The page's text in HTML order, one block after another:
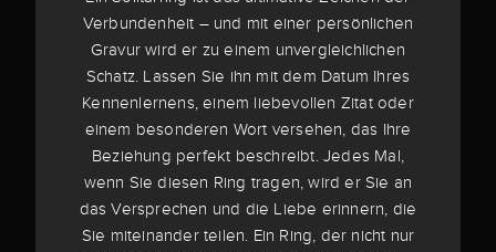
Verbundenheit – und mit einer persönlichen
Gravur wird er zu einem unvergleichlichen
Schatz. Lassen Sie ihn mit dem Datum Ihres
Kennenlernens, einem liebevollen Zitat oder
einem besonderen Wort versehen, das Ihre
Beziehung perfekt beschreibt. Jedes Mal,
wenn Sie diesen Ring tragen, wird er Sie an
das Versprechen und die Liebe erinnern, die
Sie miteinander teilen. Ein Ring, der nicht nur